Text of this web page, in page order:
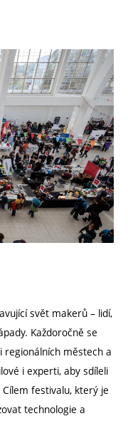
svět makerů – lidí,
Každoročně se
regionálních městech a
i experti, aby sdíleli
festivalu, který je
technologie a